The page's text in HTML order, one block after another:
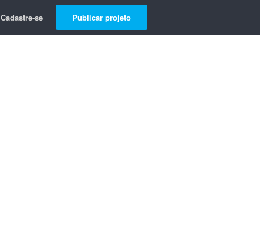
Cadastre-se Publicar projeto